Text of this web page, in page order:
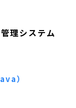
理システム
）